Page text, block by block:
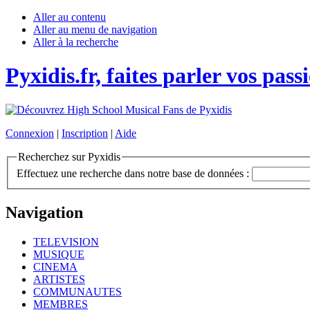
Aller au contenu
Aller au menu de navigation
Aller à la recherche
Pyxidis.fr, faites parler vos
Connexion | Inscription | Aide
Recherchez sur Pyxidis
Effectuez une recherche dans notre base de données :
Navigation
TELEVISION
MUSIQUE
CINEMA
ARTISTES
COMMUNAUTES
MEMBRES